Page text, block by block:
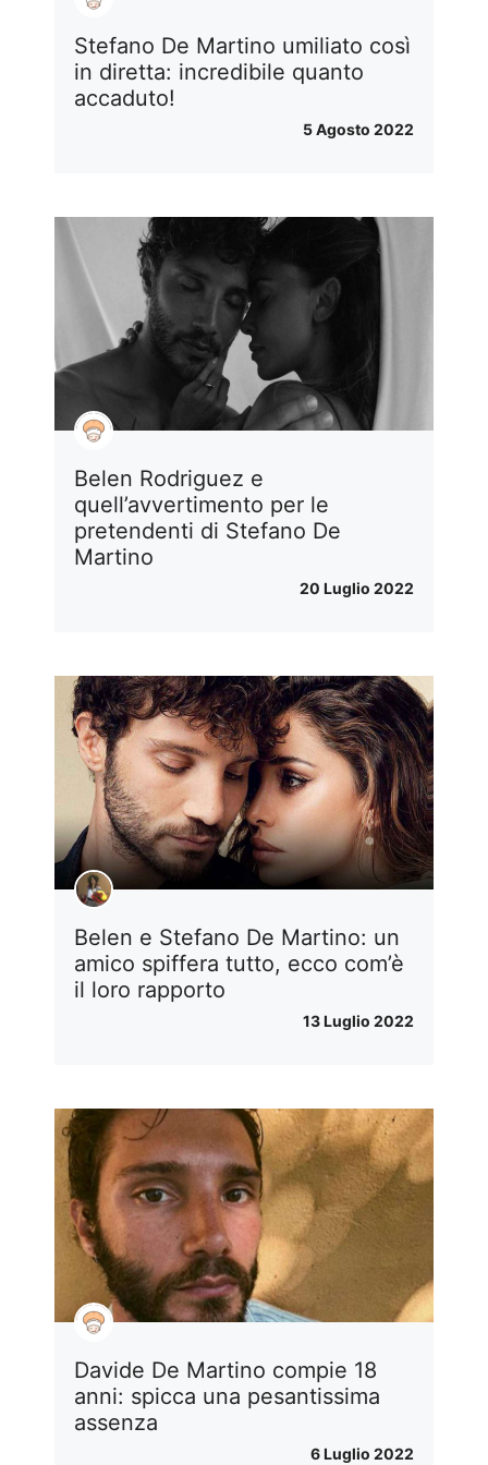
Stefano De Martino umiliato così
in diretta: incredibile quanto
accaduto!
5 Agosto 2022
Belen Rodriguez e
quell’avvertimento per le
pretendenti di Stefano De
Martino
20 Luglio 2022
Belen e Stefano De Martino: un
amico spiffera tutto, ecco com’è
il loro rapporto
13 Luglio 2022
Davide De Martino compie 18
anni: spicca una pesantissima
assenza
6 Luglio 2022